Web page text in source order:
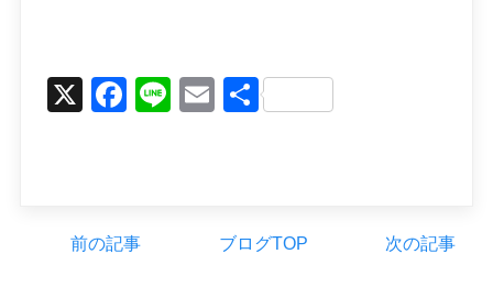
X Facebook
LineEmailShare
前の記事 ブログTOP 次の記事